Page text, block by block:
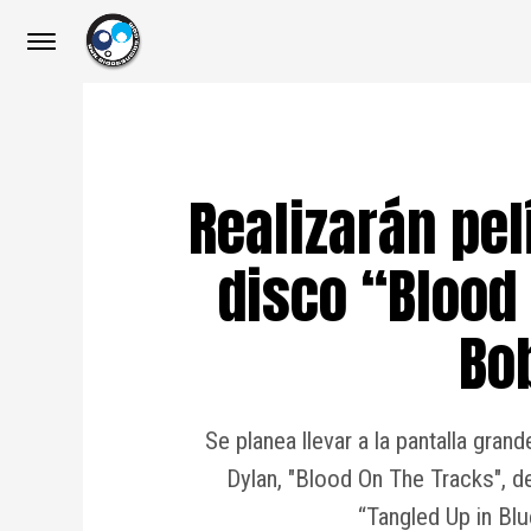
Realizarán
disco
Se planea llevar a la pantalla
Dylan, "Blood On The Tracks",
“Tangled Up in